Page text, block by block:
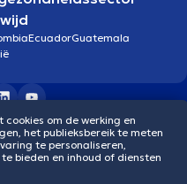
EcuadorGuatemala
Privacybeleid
om de werking en
het publieksbereik te meten
te personaliseren,
bieden en inhoud of diensten